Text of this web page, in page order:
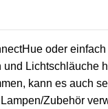
oder
Lichtschläuche
kann es auch
Zubehör